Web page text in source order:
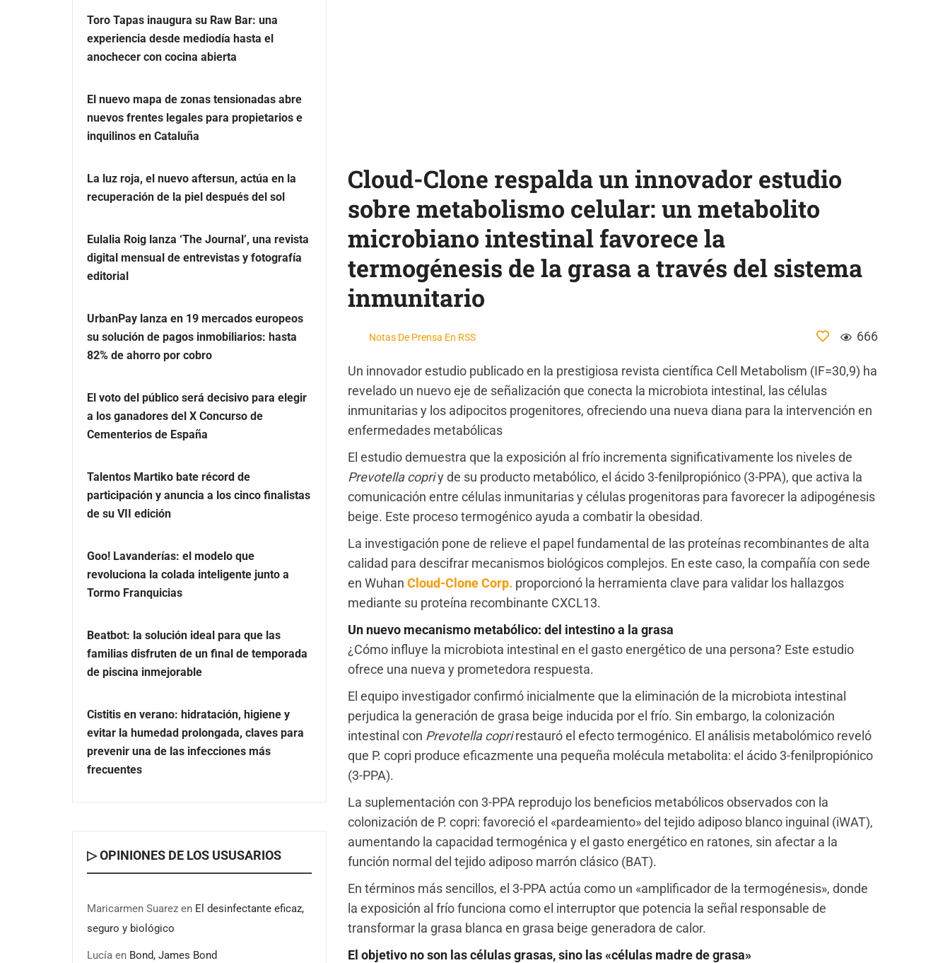
Cloud-Clone respalda un innovador estudio
sobre metabolismo celular: un metabolito
microbiano intestinal favorece la
termogénesis de la grasa a través del sistema
inmunitario
Notas De Prensa En RSS 666
Un innovador estudio publicado en la prestigiosa revista científica Cell Metabolism (IF=30,9) ha
revelado un nuevo eje de señalización que conecta la microbiota intestinal, las células
inmunitarias y los adipocitos progenitores, ofreciendo una nueva diana para la intervención en
enfermedades metabólicas
El estudio demuestra que la exposición al frío incrementa significativamente los niveles de
Prevotella copriy de su producto metabólico, el ácido 3-fenilpropiónico (3-PPA), que activa la
comunicación entre células inmunitarias y células progenitoras para favorecer la adipogénesis
beige. Este proceso termogénico ayuda a combatir la obesidad.
La investigación pone de relieve el papel fundamental de las proteínas recombinantes de alta
calidad para descifrar mecanismos biológicos complejos. En este caso, la compañía con sede
en Wuhan Cloud-Clone Corp. proporcionó la herramienta clave para validar los hallazgos
mediante su proteína recombinante CXCL13.
Un nuevo mecanismo metabólico: del intestino a la grasa
¿Cómo influye la microbiota intestinal en el gasto energético de una persona? Este estudio
ofrece una nueva y prometedora respuesta.
El equipo investigador confirmó inicialmente que la eliminación de la microbiota intestinal
perjudica la generación de grasa beige inducida por el frío. Sin embargo, la colonización
intestinal con Prevotella coprirestauró el efecto termogénico. El análisis metabolómico reveló
que P. copri produce eficazmente una pequeña molécula metabolita: el ácido 3-fenilpropiónico
(3-PPA).
La suplementación con 3-PPA reprodujo los beneficios metabólicos observados con la
colonización de P. copri: favoreció el «pardeamiento» del tejido adiposo blanco inguinal (iWAT),
aumentando la capacidad termogénica y el gasto energético en ratones, sin afectar a la
función normal del tejido adiposo marrón clásico (BAT).
En términos más sencillos, el 3-PPA actúa como un «amplificador de la termogénesis», donde
la exposición al frío funciona como el interruptor que potencia la señal responsable de
transformar la grasa blanca en grasa beige generadora de calor.
El objetivo no son las células grasas, sino las «células madre de grasa»
Toro Tapas inaugura su Raw Bar: una
experiencia desde mediodía hasta el
anochecer con cocina abierta
El nuevo mapa de zonas tensionadas abre
nuevos frentes legales para propietarios e
inquilinos en Cataluña
La luz roja, el nuevo aftersun, actúa en la
recuperación de la piel después del sol
Eulalia Roig lanza ‘The Journal’, una revista
digital mensual de entrevistas y fotografía
editorial
UrbanPay lanza en 19 mercados europeos
su solución de pagos inmobiliarios: hasta
82% de ahorro por cobro
El voto del público será decisivo para elegir
a los ganadores del X Concurso de
Cementerios de España
Talentos Martiko bate récord de
participación y anuncia a los cinco finalistas
de su VII edición
Goo! Lavanderías: el modelo que
revoluciona la colada inteligente junto a
Tormo Franquicias
Beatbot: la solución ideal para que las
familias disfruten de un final de temporada
de piscina inmejorable
Cistitis en verano: hidratación, higiene y
evitar la humedad prolongada, claves para
prevenir una de las infecciones más
frecuentes
▷ OPINIONES DE LOS USUSARIOS
Maricarmen Suarez en El desinfectante eficaz,
seguro y biológico
Lucía en Bond, James Bond